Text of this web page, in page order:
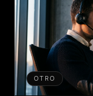
OTRO